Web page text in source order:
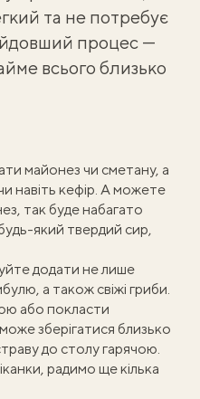
та не потребує
процес —
всього близько
майонез чи сметану, а
навіть кефір. А можете
, так буде набагато
який твердий сир,
додати не лише
а також свіжі гриби.
або покласти
зберігатися близько
до столу гарячою.
радимо ще кілька